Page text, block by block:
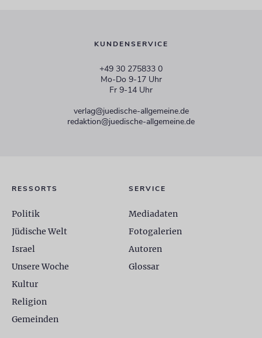
KUNDENSERVICE
+49 30 275833 0
Mo-Do 9-17 Uhr
Fr 9-14 Uhr
verlag@juedische-allgemeine.de
redaktion@juedische-allgemeine.de
RESSORTS
Politik
Jüdische Welt
Israel
Unsere Woche
Kultur
Religion
Gemeinden
SERVICE
Mediadaten
Fotogalerien
Autoren
Glossar